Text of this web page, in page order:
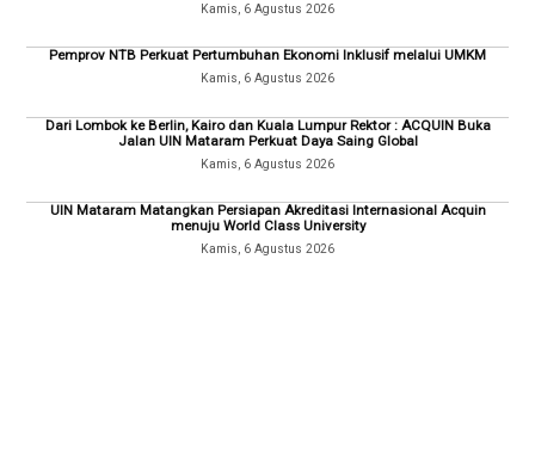
Kamis, 6 Agustus 2026
Pemprov NTB Perkuat Pertumbuhan Ekonomi Inklusif melalui UMKM
Kamis, 6 Agustus 2026
Dari Lombok ke Berlin, Kairo dan Kuala Lumpur Rektor : ACQUIN Buka
Jalan UIN Mataram Perkuat Daya Saing Global
Kamis, 6 Agustus 2026
UIN Mataram Matangkan Persiapan Akreditasi Internasional Acquin
menuju World Class University
Kamis, 6 Agustus 2026